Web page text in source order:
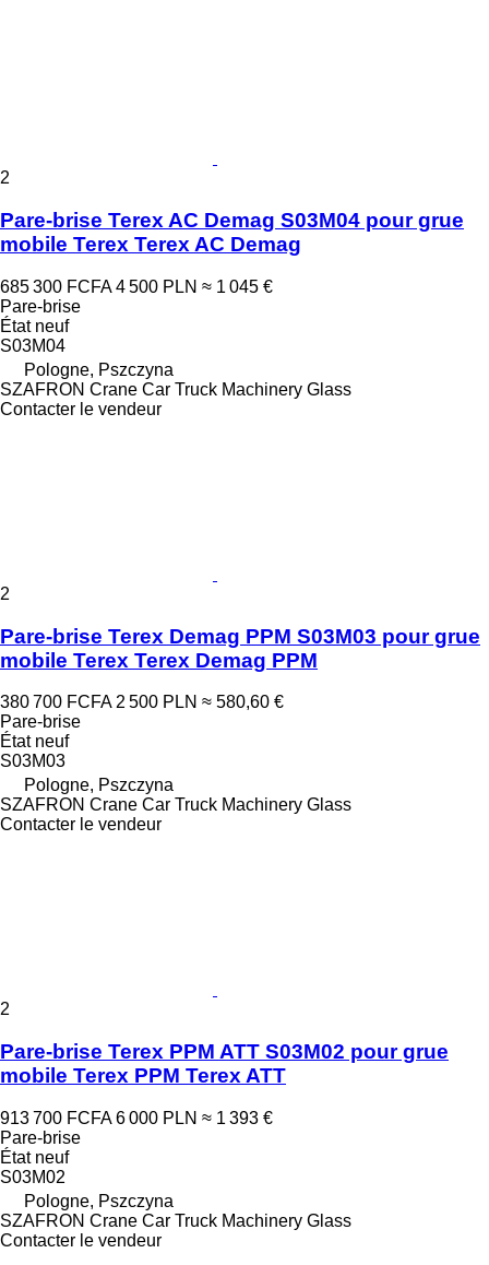
2
Pare-brise Terex AC Demag S03M04 pour grue
mobile Terex Terex AC Demag
685 300 FCFA 4 500 PLN ≈ 1 045 €
Pare-brise
Étatneuf
S03M04
Pologne, Pszczyna
SZAFRON Crane Car Truck Machinery Glass
Contacter le vendeur
2
Pare-brise Terex Demag PPM S03M03 pour grue
mobile Terex Terex Demag PPM
380 700 FCFA 2 500 PLN ≈ 580,60 €
Pare-brise
Étatneuf
S03M03
Pologne, Pszczyna
SZAFRON Crane Car Truck Machinery Glass
Contacter le vendeur
2
Pare-brise Terex PPM ATT S03M02 pour grue
mobile Terex PPM Terex ATT
913 700 FCFA 6 000 PLN ≈ 1 393 €
Pare-brise
Étatneuf
S03M02
Pologne, Pszczyna
SZAFRON Crane Car Truck Machinery Glass
Contacter le vendeur